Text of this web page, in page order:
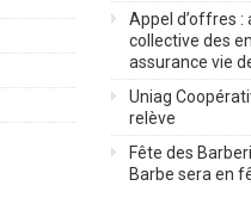
Appel d’offres :
collective des
assurance vie
Uniag
relève
Fête des
Barbe sera en